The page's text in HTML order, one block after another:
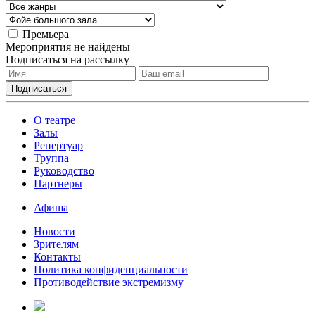
Премьера
Мероприятия не найдены
Подписаться на рассылку
О театре
Залы
Репертуар
Труппа
Руководство
Партнеры
Афиша
Новости
Зрителям
Контакты
Политика конфиденциальности
Противодействие экстремизму